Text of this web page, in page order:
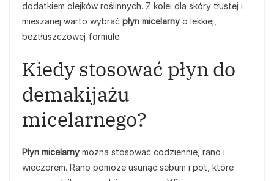
dodatkiem olejków roślinnych. Z kolei dla skóry tłustej i
mieszanej warto wybrać płyn micelarny o lekkiej,
beztłuszczowej formule.
Kiedy stosować płyn do
demakijażu
micelarnego?
Płyn micelarny można stosować codziennie, rano i
wieczorem. Rano pomoże usunąć sebum i pot, które